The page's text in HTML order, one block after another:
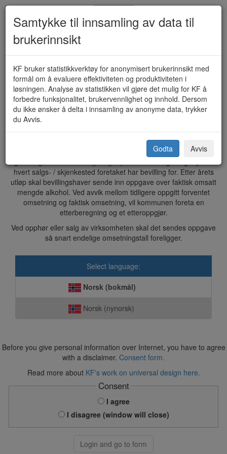
Omsetningsoppgave for alkohol
(KF-134)
Oppgave over forventet omsatt mengde alkoholholdig drikk er
hvert salgs- / skjenkested foretaket har bevilling for. Etter årets
utløp skal bevillingshaver sende inn oppgave over faktisk omsatt
mengde alkohol. Ved avvik mellom tidligere oppgitt forventet
omsetning og faktisk omsetning, vil kommunen foreta en
etterberegning og et etteroppgjør.
Ved opphør eller salg av virksomheten skal det sendes oppgave
så snart endelige omsetningstall foreligger.
Select language:
Norsk (bokmål)
Norsk (nynorsk)
Before you give personal information over Internet, you have to agree
with a disclaimer. Consent form.
Read more about KF's work on universal design here.
Consent
I agree
I disagree (window will close)
Login and go to form
Samtykke til innsamling av data til
brukerinnsikt
KF bruker statistikkverktøy for anonymisert brukerinnsikt med
formål om å evaluere effektiviteten og produktiviteten i
løsningen. Analyse av statistikken vil gjøre det mulig for KF å
forbedre funksjonalitet, brukervennlighet og innhold. Dersom
du ikke ønsker å delta i innsamling av anonyme data, trykker
du Avvis.
Godta Avvis